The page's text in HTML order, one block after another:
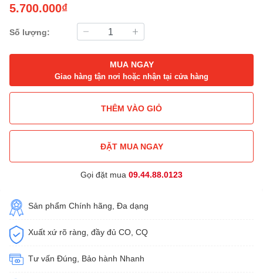
5.700.000₫
Số lượng:
MUA NGAY
Giao hàng tận nơi hoặc nhận tại cửa hàng
THÊM VÀO GIỎ
ĐẶT MUA NGAY
Gọi đặt mua 09.44.88.0123
Sản phẩm Chính hãng, Đa dạng
Xuất xứ rõ ràng, đầy đủ CO, CQ
Tư vấn Đúng, Bảo hành Nhanh